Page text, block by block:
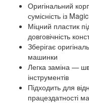
Оригінальний
сумісність із
Міцний пластик
довговічність
Зберігає
машинки
Легка заміна —
інструментів
Підходить для
працездатності